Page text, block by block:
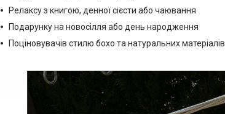
Релаксу з книгою, денної сієсти або чаювання
Подарунку на новосілля або день народження
Поціновувачів стилю бохо та натуральних матеріалів